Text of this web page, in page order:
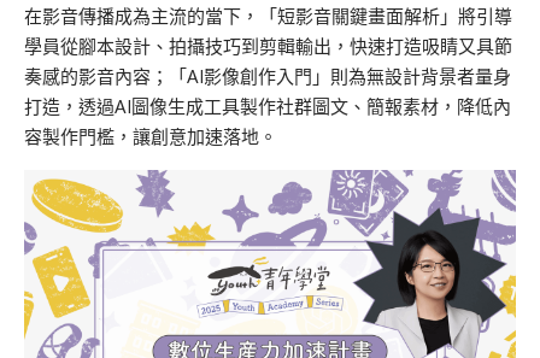
在影音傳播成為主流的當下，「短影音關鍵畫面解析」將引導
學員從腳本設計、拍攝技巧到剪輯輸出，快速打造吸睛又具節
奏感的影音內容；「AI影像創作入門」則為無設計背景者量身
打造，透過AI圖像生成工具製作社群圖文、簡報素材，降低內
容製作門檻，讓創意加速落地。